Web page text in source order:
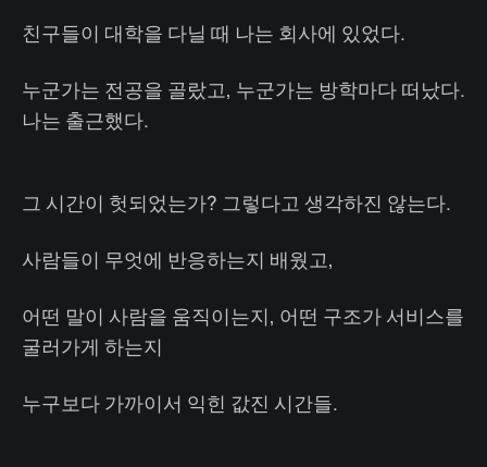
친구들이 대학을 다닐 때 나는 회사에 있었다.
누군가는 전공을 골랐고, 누군가는 방학마다 떠났다.
나는 출근했다.
그 시간이 헛되었는가? 그렇다고 생각하진 않는다.
사람들이 무엇에 반응하는지 배웠고,
어떤 말이 사람을 움직이는지, 어떤 구조가 서비스를
굴러가게 하는지
누구보다 가까이서 익힌 값진 시간들.